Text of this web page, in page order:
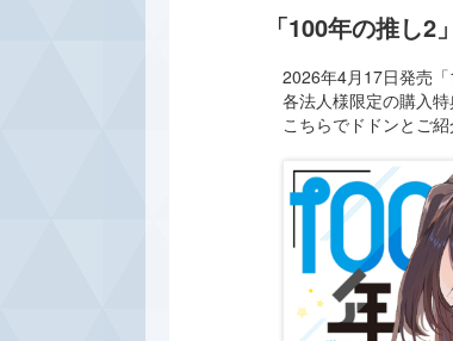
「100年の推し
2026年4月17日発売
各法人様限定の購入
こちらでドドンとご紹